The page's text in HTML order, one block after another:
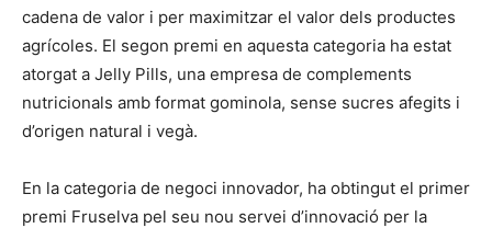
cadena de valor i per maximitzar el valor dels productes
agrícoles. El segon premi en aquesta categoria ha estat
atorgat a Jelly Pills, una empresa de complements
nutricionals amb format gominola, sense sucres afegits i
d’origen natural i vegà.
En la categoria de negoci innovador, ha obtingut el primer
premi Fruselva pel seu nou servei d’innovació per la